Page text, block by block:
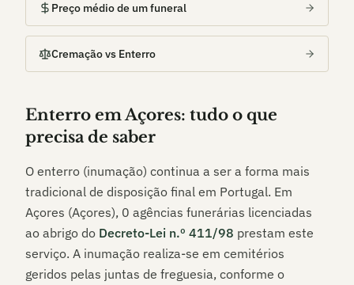
Preço médio de um funeral
Cremação vs Enterro
Enterro emAçores: tudo o que
precisa de saber
O enterro (inumação) continua a ser a forma mais
tradicional de disposição final em Portugal. Em
Açores (Açores), 0 agências funerárias licenciadas
ao abrigo do Decreto-Lei n.º 411/98 prestam este
serviço. A inumação realiza-se em cemitérios
geridos pelas juntas de freguesia, conforme o